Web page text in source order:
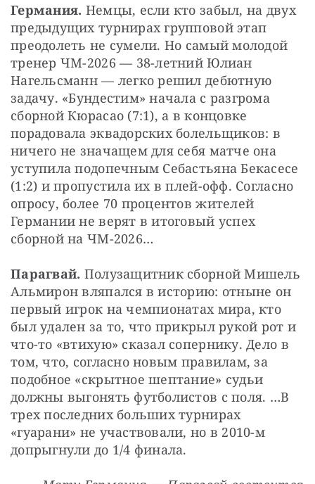
Германия. Немцы, если кто забыл, на двух
предыдущих турнирах групповой этап
преодолеть не сумели. Но самый молодой
тренер ЧМ-2026 — 38-летний Юлиан
Нагельсманн — легко решил дебютную
задачу. «Бундестим» начала с разгрома
сборной Кюрасао (7:1), а в концовке
порадовала эквадорских болельщиков: в
ничего не значащем для себя матче она
уступила подопечным Себастьяна Бекасесе
(1:2) и пропустила их в плей-офф. Согласно
опросу, более 70 процентов жителей
Германии не верят в итоговый успех
сборной на ЧМ-2026…
Парагвай. Полузащитник сборной Мишель
Альмирон вляпался в историю: отныне он
первый игрок на чемпионатах мира, кто
был удален за то, что прикрыл рукой рот и
что-то «втихую» сказал сопернику. Дело в
том, что, согласно новым правилам, за
подобное «скрытное шептание» судьи
должны выгонять футболистов с поля. …В
трех последних больших турнирах
«гуарани» не участвовали, но в 2010-м
допрыгнули до 1/4 финала.